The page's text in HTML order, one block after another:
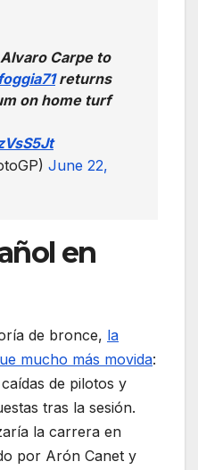
Carpe to
returns
on home turf
June 22,
en
de bronce, la
mucho más movida:
de pilotos y
tras la sesión.
la carrera en
por Arón Canet y